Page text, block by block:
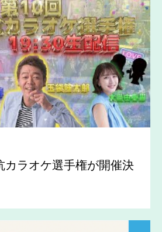
カラオケ選手権が開催決